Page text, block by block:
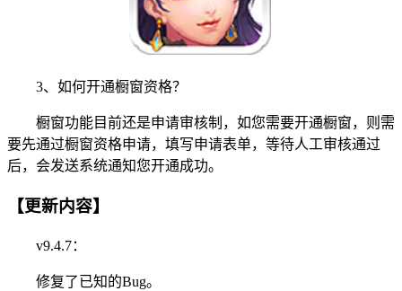
3、如何开通橱窗资格？
橱窗功能目前还是申请审核制，如您需要开通橱窗，则需
要先通过橱窗资格申请，填写申请表单，等待人工审核通过
后，会发送系统通知您开通成功。
【更新内容】
v9.4.7：
修复了已知的Bug。